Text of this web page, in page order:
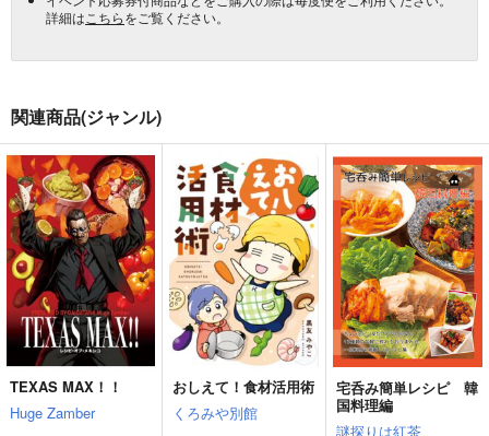
詳細は こちらをご覧ください。
関連商品(ジャンル)
TEXAS MAX！！
Huge Zamber
おしえて！食材活用術
くろみや別館
宅呑み簡単レシピ 韓
国料理編
謎探りは紅茶